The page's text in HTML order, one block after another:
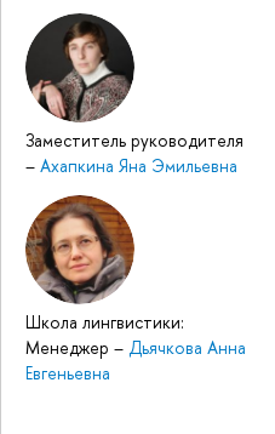
Заместитель руководителя
– Ахапкина Яна Эмильевна
Школа лингвистики:
Менеджер – Дьячкова Анна
Евгеньевна